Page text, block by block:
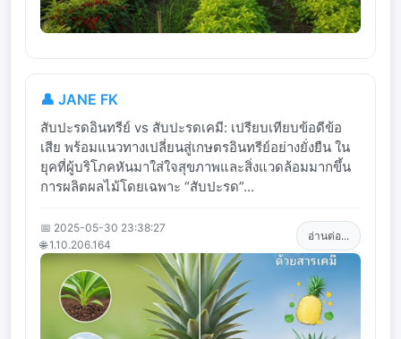
👤 JANE FK
สับปะรดอินทรีย์ vs สับปะรดเคมี: เปรียบเทียบข้อดีข้อ
เสีย พร้อมแนวทางเปลี่ยนสู่เกษตรอินทรีย์อย่างยั่งยืน ใน
ยุคที่ผู้บริโภคหันมาใส่ใจสุขภาพและสิ่งแวดล้อมมากขึ้น
การผลิตผลไม้โดยเฉพาะ “สับปะรด”...
📅 2025-05-30 23:38:27
🌐 1.10.206.164
อ่านต่อ...